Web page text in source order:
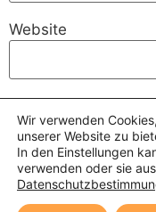
Website
Name, E-Mail-
Browser für
Wir verwenden
unserer Website zu
In den Einstellungen
verwenden oder sie